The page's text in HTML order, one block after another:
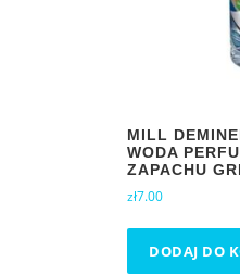
MILL
WODA
ZAPACHU
zł7.00
DODAJ DO